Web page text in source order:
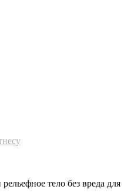
тело без вреда для